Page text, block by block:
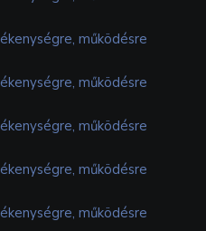
működésre
működésre
működésre
működésre
működésre